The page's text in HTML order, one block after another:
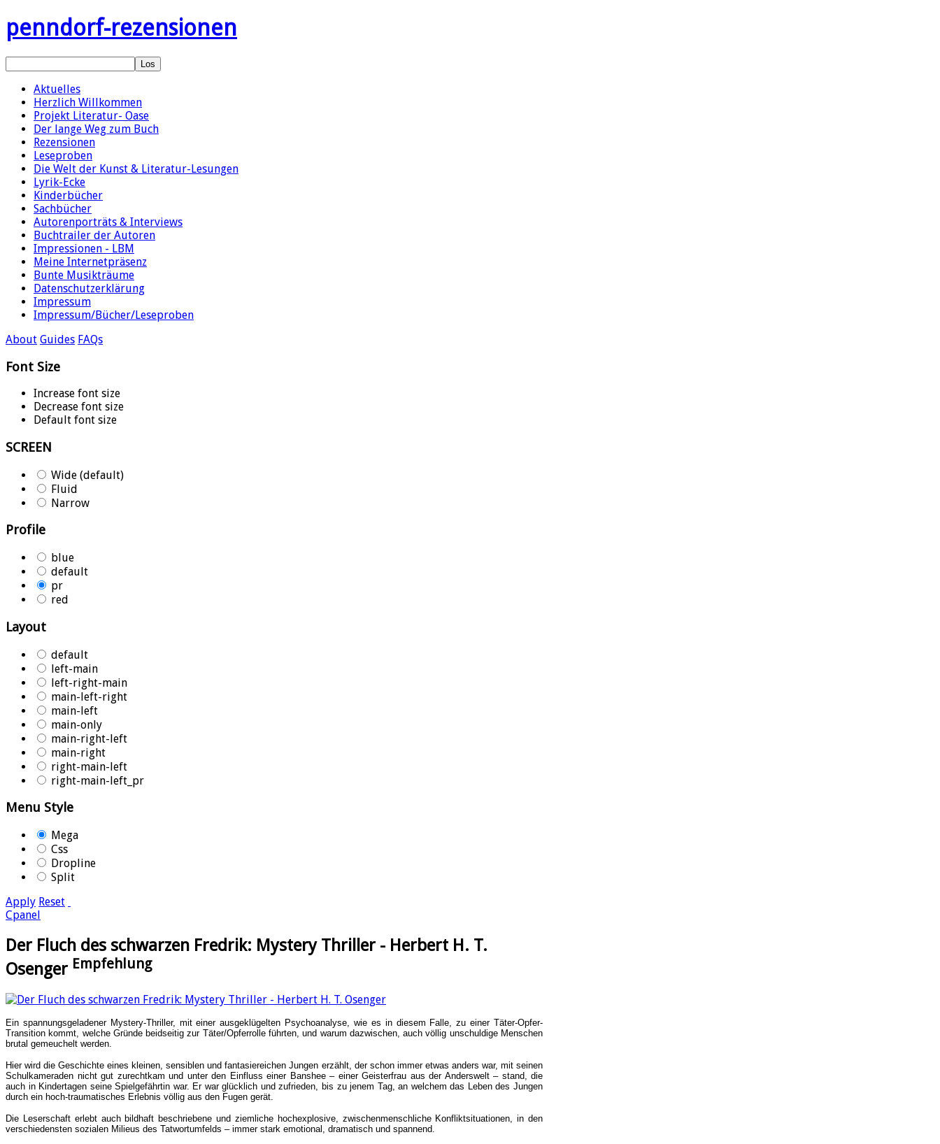
penndorf-rezensionen
Aktuelles
Herzlich Willkommen
Projekt Literatur- Oase
Der lange Weg zum Buch
Rezensionen
Leseproben
Die Welt der Kunst & Literatur-Lesungen
Lyrik-Ecke
Kinderbücher
Sachbücher
Autorenporträts & Interviews
Buchtrailer der Autoren
Impressionen - LBM
Meine Internetpräsenz
Bunte Musikträume
Datenschutzerklärung
Impressum
Impressum/Bücher/Leseproben
About Guides FAQs
Font Size
Increase font size
Decrease font size
Default font size
SCREEN
Wide (default)
Fluid
Narrow
Profile
blue
default
pr
red
Layout
default
left-main
left-right-main
main-left-right
main-left
main-only
main-right-left
main-right
right-main-left
right-main-left_pr
Menu Style
Mega
Css
Dropline
Split
Apply Reset
Cpanel
Der Fluch des schwarzen Fredrik: Mystery Thriller - Herbert H. T.
Osenger Empfehlung
Ein spannungsgeladener Mystery-Thriller, mit einer ausgeklügelten Psychoanalyse, wie es in diesem Falle, zu einer Täter-Opfer-
Transition kommt, welche Gründe beidseitig zur Täter/Opferrolle führten, und warum dazwischen, auch völlig unschuldige Menschen
brutal gemeuchelt werden.
Hier wird die Geschichte eines kleinen, sensiblen und fantasiereichen Jungen erzählt, der schon immer etwas anders war, mit seinen
Schulkameraden nicht gut zurechtkam und unter den Einfluss einer Banshee – einer Geisterfrau aus der Anderswelt –stand, die
auch in Kindertagen seine Spielgefährtin war. Er war glücklich und zufrieden, bis zu jenem Tag, an welchem das Leben des Jungen
durch ein hoch-traumatisches Erlebnis völlig aus den Fugen gerät.
Die Leserschaft erlebt auch bildhaft beschriebene und ziemliche hochexplosive, zwischenmenschliche Konfliktsituationen, in den
verschiedensten sozialen Milieus des Tatwortumfelds – immer stark emotional, dramatisch und spannend.